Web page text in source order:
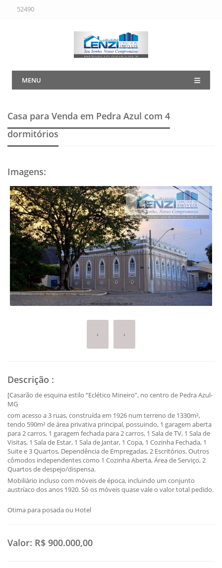
52490
MENU
Casa para Venda em Pedra Azul com 4
dormitórios
Imagens:
‹ ›
Descrição :
[Casarão de esquina estilo “Eclético Mineiro”, no centro de Pedra Azul-
MG
com acesso a 3 ruas, construída em 1926 num terreno de 1330m²,
tendo 590m² de área privativa principal, possuindo, 1 garagem aberta
para 2 carros, 1 garagem fechada para 2 carros, 1 Sala de TV, 1 Sala de
Visitas, 1 Sala de Estar, 1 Sala de Jantar, 1 Copa, 1 Cozinha Fechada, 1
Suite e 3 Quartos, Dependência de Empregadas, 2 Escritórios. Outros
cômodos independentes como 1 Cozinha Aberta, Área de Serviço, 2
Quartos de despejo/dispensa.
Mobiliário incluso com móveis de época, incluindo um conjunto
austríaco dos anos 1920. Só os móveis quase vale o valor total pedido.
Otima para posada ou Hotel
Valor: R$ 900.000,00